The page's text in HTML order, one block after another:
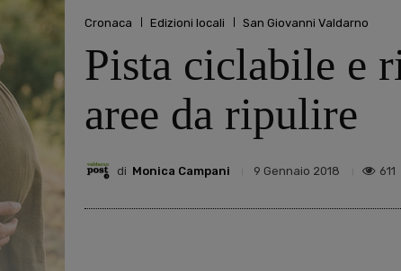
Cronaca Edizioni locali San Giovanni Valdarno
Pista ciclabile e
aree da ripulire
di Monica Campani 9 Gennaio 2018 611